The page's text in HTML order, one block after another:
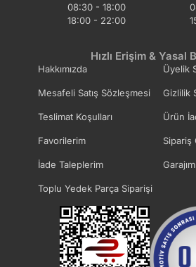
Radyatör Yedek Su
Deposu
Su
Su Sıcaklık Müşürü
Sensörü
Termostat Contası
08:30 - 18:00
18:00 - 22:00
Hızlı Erişim & Yasal
Hakkımızda Üyelik
Mesafeli Satış Sözleşmesi Gizlilik
Teslimat Koşulları Ürün
Favorilerim Sipariş
İade Taleplerim Garajım
Toplu Yedek Parça Siparişi